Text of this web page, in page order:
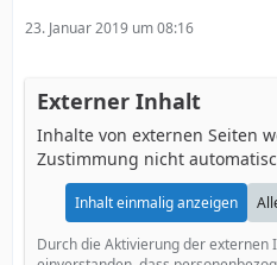
23. Januar 2019 um 08:16
Externer Inhalt
Inhalte von externen Seiten
Zustimmung nicht
Inhalt einmalig anzeigen
Durch die Aktivierung der externen